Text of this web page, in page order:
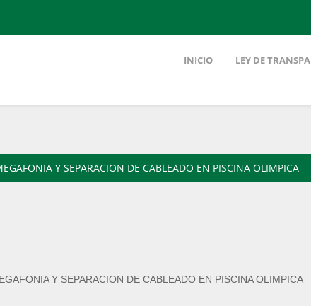
INICIO LEY DE
Y SEPARACION DE CABLEADO EN PISCINA OLIMPICA
Y SEPARACION DE CABLEADO EN PISCINA OLIMPICA